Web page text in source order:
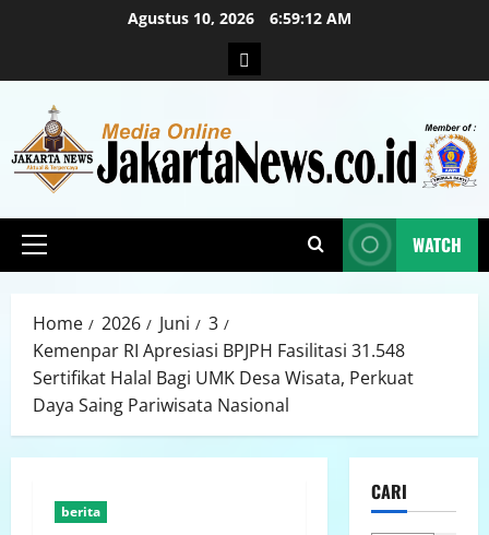
Agustus 10, 2026 6:59:14 AM
WATCH
Home 2026 Juni
3
Kemenpar RI Apresiasi BPJPH Fasilitasi 31.548
Sertifikat Halal Bagi UMK Desa Wisata, Perkuat
Daya Saing Pariwisata Nasional
berita
CARI